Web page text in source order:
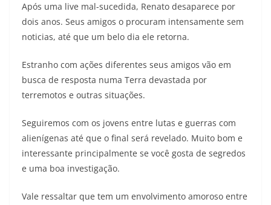
Após uma live mal-sucedida, Renato desaparece por
dois anos. Seus amigos o procuram intensamente sem
noticias, até que um belo dia ele retorna.
Estranho com ações diferentes seus amigos vão em
busca de resposta numa Terra devastada por
terremotos e outras situações.
Seguiremos com os jovens entre lutas e guerras com
alienígenas até que o final será revelado. Muito bom e
interessante principalmente se você gosta de segredos
e uma boa investigação.
Vale ressaltar que tem um envolvimento amoroso entre